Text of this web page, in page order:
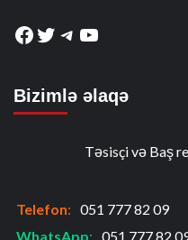
Facebook
Twitter
Telegram
YouTube
Bizimlə əlaqə
Təsisçi və Baş
Telefon: 051 777 82 09
WhatsApp: 051 777 82